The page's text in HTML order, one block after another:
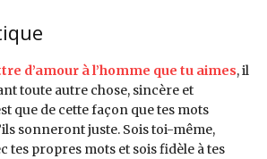
d’amour à l’homme que tu aimes, il
toute autre chose, sincère et
que de cette façon que tes mots
sonneront juste. Sois toi-même,
tes propres mots et sois fidèle à tes